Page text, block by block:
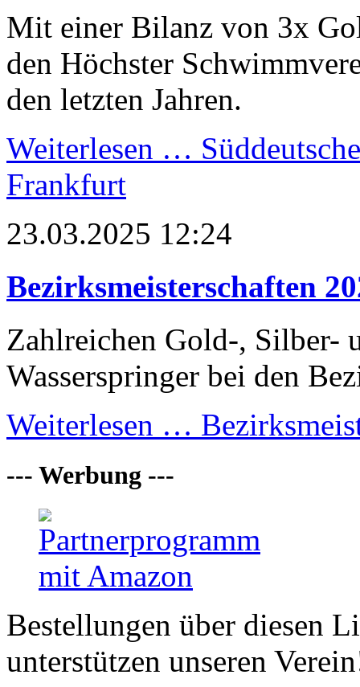
Mit einer Bilanz von 3x
den Höchster
den letzten Jahren.
Weiterlesen …
Frankfurt
23.03.2025 12:24
Bezirksmeisterschaften
Zahlreichen Gold-, Silber-
Wasserspringer bei den
Weiterlesen …
--- Werbung ---
Bestellungen über diesen
unterstützen unseren